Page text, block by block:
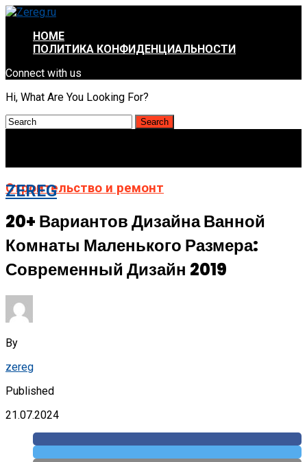
HOME
ПОЛИТИКА КОНФИДЕНЦИАЛЬНОСТИ
Connect with us
Hi, What Are You Looking For?
ZEREG
Строительство и ремонт
20+ Вариантов Дизайна Ванной
Комнаты Маленького Размера:
Современный Дизайн 2019
By
zereg
Published
21.07.2024